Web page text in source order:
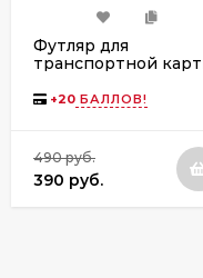
Футляр для
транспортной
1100/006 красный
+20 БАЛЛОВ!
490 руб.
390 руб.